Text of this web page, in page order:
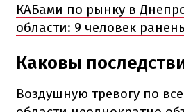
КАБами по рынку в
области: 9 человек
Каковы
Воздушную тревогу по